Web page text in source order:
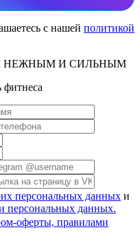
с нашей политикой
НЕЖНЫМ И СИЛЬНЫМ
фитнеса
персональных данных и
персональных данных.
оферты, правилами